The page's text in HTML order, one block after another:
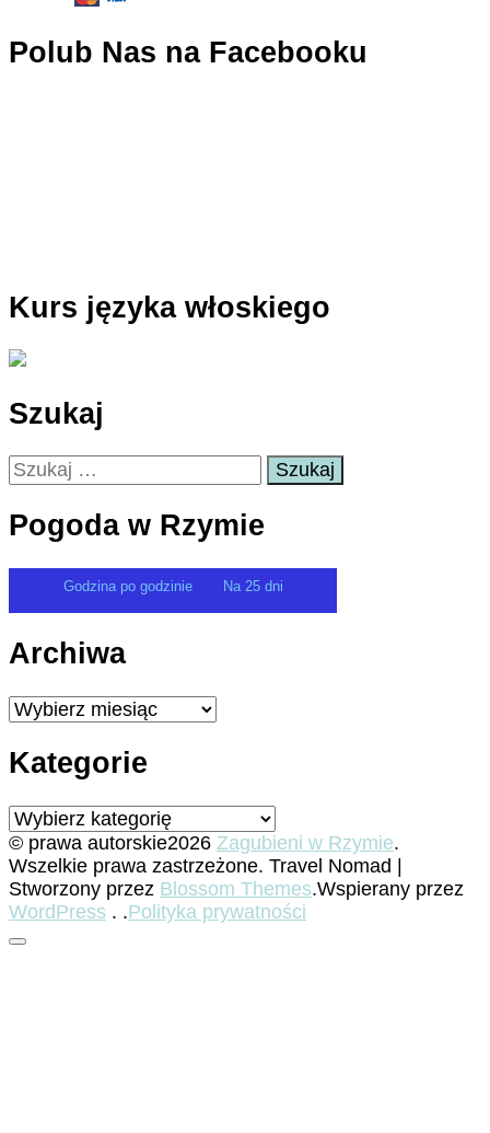
Polub Nas na Facebooku
Kurs języka włoskiego
Szukaj
Szukaj:
Pogoda w Rzymie
Godzina po godzinie Na 25 dni
Archiwa
Archiwa
Kategorie
Kategorie
© prawa autorskie2026 Zagubieni w Rzymie.
Wszelkie prawa zastrzeżone. Travel Nomad |
Stworzony przez Blossom Themes.Wspierany przez
WordPress . .Polityka prywatności